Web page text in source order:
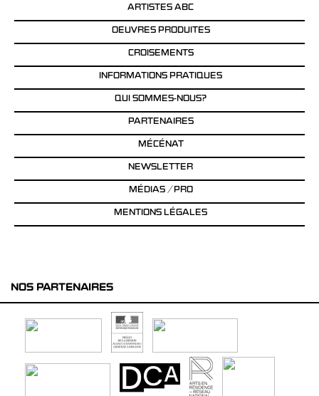
ARTISTES ABC
OEUVRES PRODUITES
CROISEMENTS
INFORMATIONS PRATIQUES
QUI SOMMES-NOUS?
PARTENAIRES
MÉCÉNAT
NEWSLETTER
MÉDIAS / PRO
MENTIONS LÉGALES
NOS PARTENAIRES